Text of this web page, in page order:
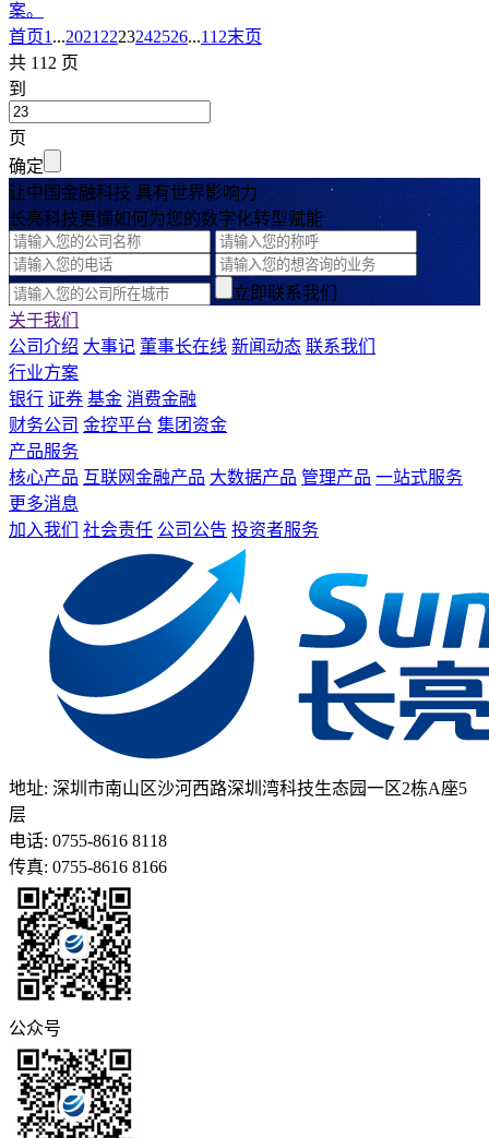
案。
首页1 ...2021 2223242526...112末页
共 112 页
到
页
确定
让中国金融科技 具有世界影响力
长亮科技更懂如何为您的数字化转型赋能
立即联系我们
关于我们
公司介绍 大事记 董事长在线 新闻动态 联系我们
行业方案
银行 证券 基金 消费金融
财务公司 金控平台 集团资金
产品服务
核心产品 互联网金融产品 大数据产品 管理产品 一站式服务
更多消息
加入我们
社会责任 公司公告 投资者服务
地址: 深圳市南山区沙河西路深圳湾科技生态园一区2栋A座5
层
电话: 0755-8616 8118
传真: 0755-8616 8166
公众号